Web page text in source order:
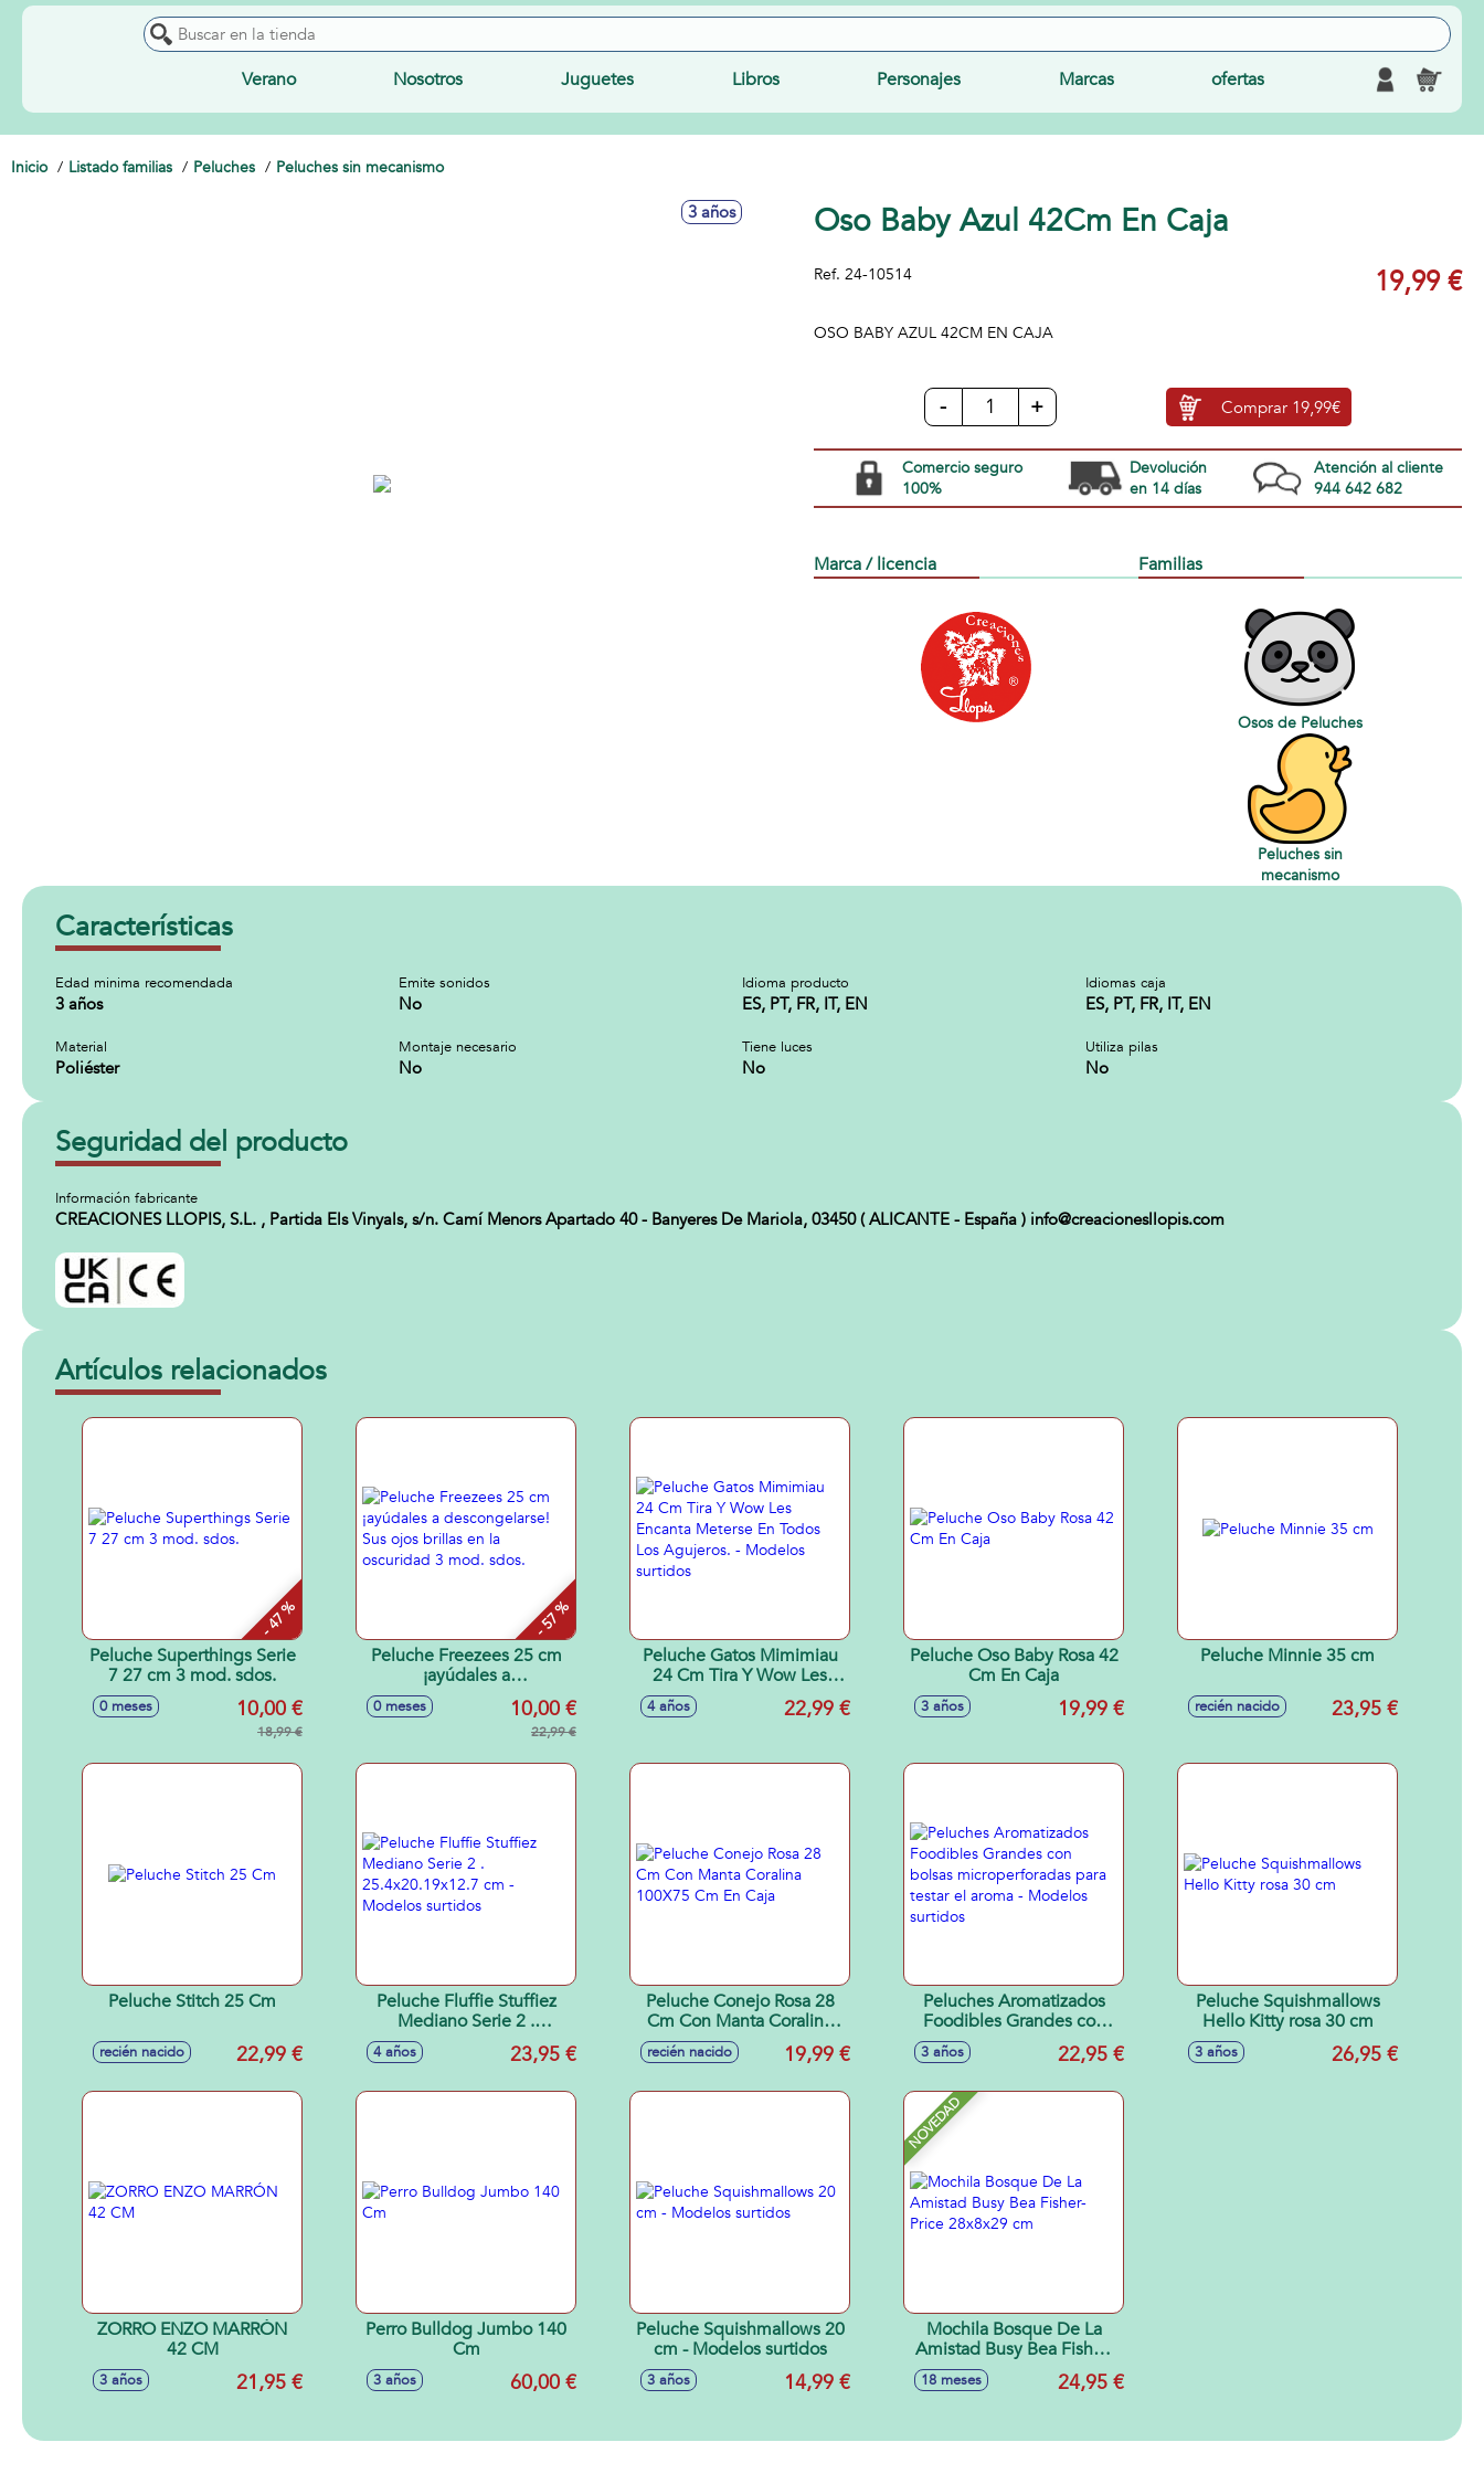
Verano Nosotros Juguetes Libros Personajes Marcas ofertas
Inicio Listado familias Peluches Peluches sin mecanismo
3 años Oso Baby Azul 42Cm En Caja
Ref. 24-10514 19,99 €
OSO BABY AZUL 42CM EN CAJA
- + Comprar 19,99€
Comercio seguro
100%
Devolución
en 14 días
Atención al cliente
944 642 682
Marca / licencia Familias
Osos de Peluches
Peluches sin
mecanismo
Características
Edad minima recomendada
3 años
Emite sonidos
No
Idioma producto
ES, PT, FR, IT, EN
Idiomas caja
ES, PT, FR, IT, EN
Material
Poliéster
Montaje necesario
No
Tiene luces
No
Utiliza pilas
No
Seguridad del producto
Información fabricante
CREACIONES LLOPIS, S.L. , Partida Els Vinyals, s/n. Camí Menors Apartado 40 - Banyeres De Mariola, 03450 ( ALICANTE - España ) info@creacionesllopis.com
Artículos relacionados
- 47 %
Peluche Superthings Serie
7 27 cm 3 mod. sdos.
0 meses 10,00 €
18,99 €
- 57 %
Peluche Freezees 25 cm
¡ayúdales a
descongelarse! Sus ojos
brillas en la oscuridad 3
0 meses 10,00 €
22,99 €
Peluche Gatos Mimimiau
24 Cm Tira Y Wow Les
Encanta Meterse En Todos
Los Agujeros. - Modelos
4 años 22,99 €
Peluche Oso Baby Rosa 42
Cm En Caja
3 años 19,99 €
Peluche Minnie 35 cm
recién nacido 23,95 €
Peluche Stitch 25 Cm
recién nacido 22,99 €
Peluche Fluffie Stuffiez
Mediano Serie 2 .
25.4x20.19x12.7 cm -
Modelos surtidos
4 años 23,95 €
Peluche Conejo Rosa 28
Cm Con Manta Coralina
100X75 Cm En Caja
recién nacido 19,99 €
Peluches Aromatizados
Foodibles Grandes con
bolsas microperforadas
para testar el aroma -
3 años 22,95 €
Peluche Squishmallows
Hello Kitty rosa 30 cm
3 años 26,95 €
ZORRO ENZO MARRÓN
42 CM
3 años 21,95 €
Perro Bulldog Jumbo 140
Cm
3 años 60,00 €
Peluche Squishmallows 20
cm - Modelos surtidos
3 años 14,99 €
NOVEDAD
Mochila Bosque De La
Amistad Busy Bea Fisher-
Price 28x8x29 cm
18 meses 24,95 €